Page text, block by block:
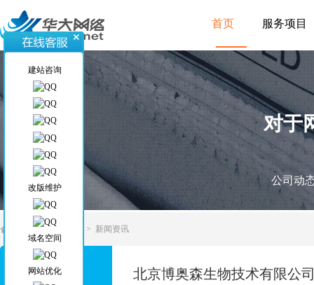
首页 服务项目
对于
公司动
当前位置 > > 新闻资讯
北京博奥森生物技术有限公
建站咨询
改版维护
域名空间
网站优化